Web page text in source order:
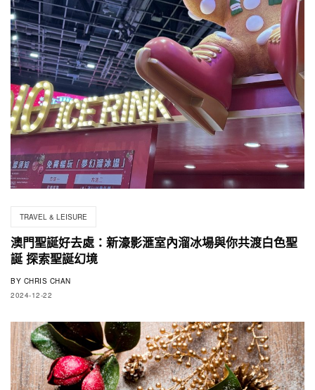
TRAVEL & LEISURE
澳門聖誕好去處：新濠影滙室內溜冰場與你共渡白色聖
誕 探索聖誕幻境
BY CHRIS CHAN
2024-12-22